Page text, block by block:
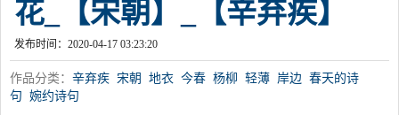
花_【宋朝】_【辛弃疾】
发布时间：2020-04-17 03:23:20
作品分类： 辛弃疾 宋朝 地衣 今春 杨柳 轻薄 岸边 春天的诗
句 婉约诗句